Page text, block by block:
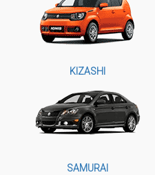
KIZASHI
SAMURAI